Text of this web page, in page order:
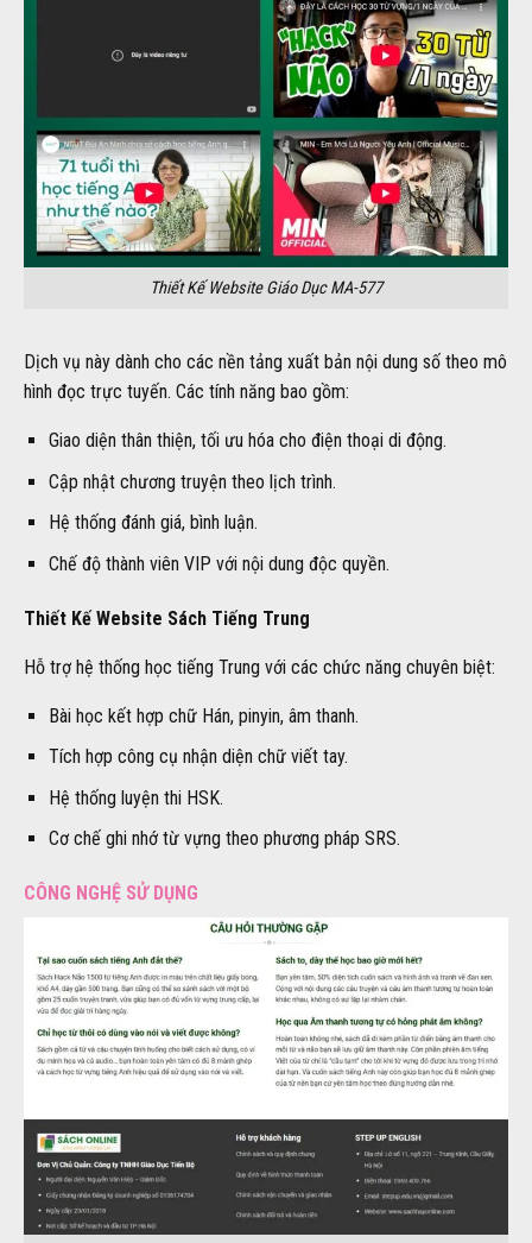
Thiết Kế Website Giáo Dục MA-577
Dịch vụ này dành cho các nền tảng xuất bản nội dung số theo mô
hình đọc trực tuyến. Các tính năng bao gồm:
Giao diện thân thiện, tối ưu hóa cho điện thoại di động.
Cập nhật chương truyện theo lịch trình.
Hệ thống đánh giá, bình luận.
Chế độ thành viên VIP với nội dung độc quyền.
Thiết Kế Website Sách Tiếng Trung
Hỗ trợ hệ thống học tiếng Trung với các chức năng chuyên biệt:
Bài học kết hợp chữ Hán, pinyin, âm thanh.
Tích hợp công cụ nhận diện chữ viết tay.
Hệ thống luyện thi HSK.
Cơ chế ghi nhớ từ vựng theo phương pháp SRS.
CÔNG NGHỆ SỬ DỤNG